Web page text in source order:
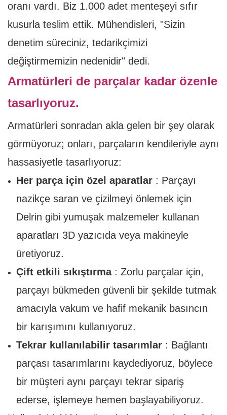
oranı vardı. Biz 1.000 adet menteşeyi sıfır
kusurla teslim ettik. Mühendisleri, "Sizin
denetim süreciniz, tedarikçimizi
değiştirmemizin nedenidir" dedi.
Armatürleri de parçalar kadar özenle
tasarlıyoruz.
Armatürleri sonradan akla gelen bir şey olarak
görmüyoruz; onları, parçaların kendileriyle aynı
hassasiyetle tasarlıyoruz:
Her parça için özel aparatlar: Parçayı
nazikçe saran ve çizilmeyi önlemek için
Delrin gibi yumuşak malzemeler kullanan
aparatları 3D yazıcıda veya makineyle
üretiyoruz.
Çift etkili sıkıştırma: Zorlu parçalar için,
parçayı bükmeden güvenli bir şekilde tutmak
amacıyla vakum ve hafif mekanik basıncın
bir karışımını kullanıyoruz.
Tekrar kullanılabilir tasarımlar: Bağlantı
parçası tasarımlarını kaydediyoruz, böylece
bir müşteri aynı parçayı tekrar sipariş
ederse, işlemeye hemen başlayabiliyoruz.